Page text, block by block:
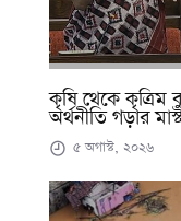
কৃষি থেকে কৃত্রিম
অর্থনীতি গড়ার
৫ অগাস্ট, ২০২৬